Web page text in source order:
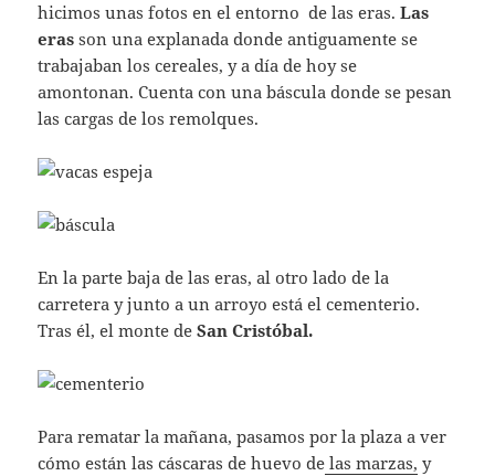
hicimos unas fotos en el entorno de las eras.Las
eras son una explanada donde antiguamente se
trabajaban los cereales, y a día de hoy se
amontonan. Cuenta con una báscula donde se pesan
las cargas de los remolques.
En la parte baja de las eras, al otro lado de la
carretera y junto a un arroyo está el cementerio.
Tras él, el monte deSan Cristóbal.
Para rematar la mañana, pasamos por la plaza a ver
cómo están las cáscaras de huevo de las marzas, y